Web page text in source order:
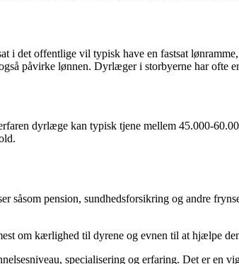
det offentlige vil typisk have en fastsat
påvirke lønnen. Dyrlæger i storbyerne har ofte
dyrlæge kan typisk tjene mellem 45.000-
pension, sundhedsforsikring og andre
om kærlighed til dyrene og evnen til at hjælpe
specialisering og erfaring. Det er en